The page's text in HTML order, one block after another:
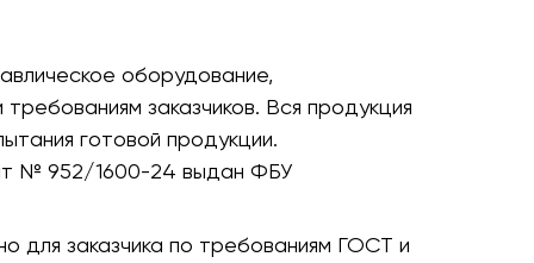
оборудование,
заказчиков. Вся продукция
готовой продукции.
№ 952/1600-24 выдан ФБУ
для заказчика по требованиям ГОСТ и